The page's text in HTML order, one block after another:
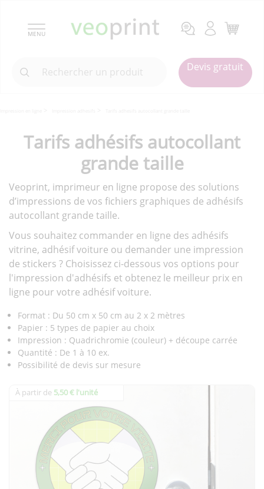
MENU
Devis gratuit
Tarifs adhésifs autocollant
grande taille
Veoprint, imprimeur en ligne propose des solutions
d’impressions de vos fichiers graphiques de adhésifs
autocollant grande taille.
Vous souhaitez commander en ligne des adhésifs
vitrine, adhésif voiture ou demander une impression
de stickers ? Choisissez ci-dessous vos options pour
l'impression d'adhésifs et obtenez le meilleur prix en
ligne pour votre adhésif voiture.
Format : Du 50 cm x 50 cm au 2 x 2 mètres
Papier : 5 types de papier au choix
Impression : Quadrichromie (couleur) + découpe carrée
Quantité : De 1 à 10 ex.
Possibilité de devis sur mesure
À partir de 5,50 € l'unité